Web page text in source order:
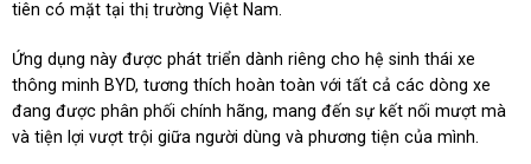
tiên có mặt tại thị trường Việt Nam.
Ứng dụng này được phát triển dành riêng cho hệ sinh thái xe
thông minh BYD, tương thích hoàn toàn với tất cả các dòng xe
đang được phân phối chính hãng, mang đến sự kết nối mượt mà
và tiện lợi vượt trội giữa người dùng và phương tiện của mình.